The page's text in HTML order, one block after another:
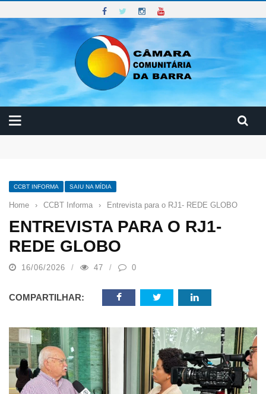
CCBT INFORMA SAIU NA MÍDIA
Home › CCBT Informa › Entrevista para o RJ1- REDE GLOBO
ENTREVISTA PARA O RJ1-
REDE GLOBO
16/06/2026 47 0
COMPARTILHAR: